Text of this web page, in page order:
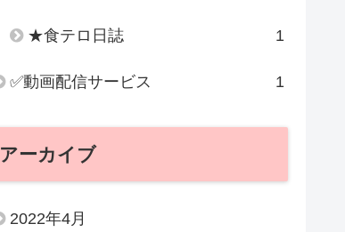
★食テロ日誌 1
✅動画配信サービス 1
アーカイブ
2022年4月